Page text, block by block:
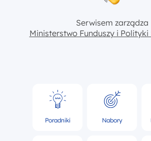
Serwisem zarządza
Ministerstwo Funduszy i Polityki
Poradniki Nabory